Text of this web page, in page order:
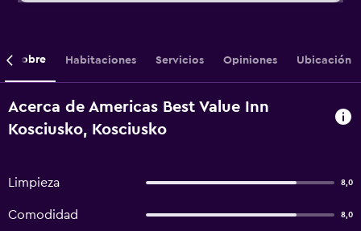
Sobre Habitaciones Servicios Opiniones Ubicación
Acerca de Americas Best Value Inn
Kosciusko, Kosciusko
Limpieza 8,0
Comodidad 8,0